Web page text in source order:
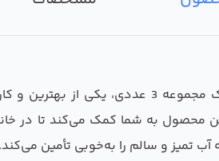
محصول هوزینگ تصفیه کننده آب خانگی
محصول به شما کمک می‌کند تا در
تمیز و سالم را به‌خوبی تأمین